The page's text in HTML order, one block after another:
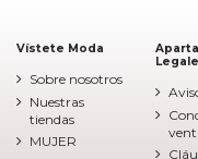
Vístete Moda
Sobre nosotros
Nuestras
tiendas
MUJER